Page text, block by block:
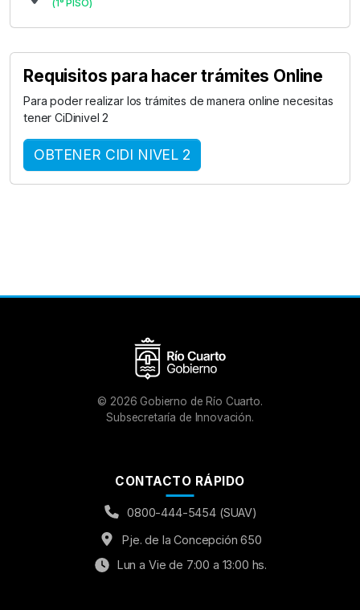
(1° PISO)
Requisitos para hacer trámites Online
Para poder realizar los trámites de manera online necesitas
tener CiDinivel 2
OBTENER CIDI NIVEL 2
©2026 Gobierno de Río Cuarto.
Subsecretaría de Innovación.
CONTACTO RÁPIDO
0800-444-5454 (SUAV)
Pje. de la Concepción 650
Lun a Vie de 7:00 a 13:00 hs.